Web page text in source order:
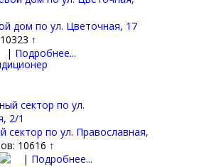
дом по ул. Цветочная, 17
↑
| Подробнее...
сектор по ул. Православная,
10616 ↑
| Подробнее...